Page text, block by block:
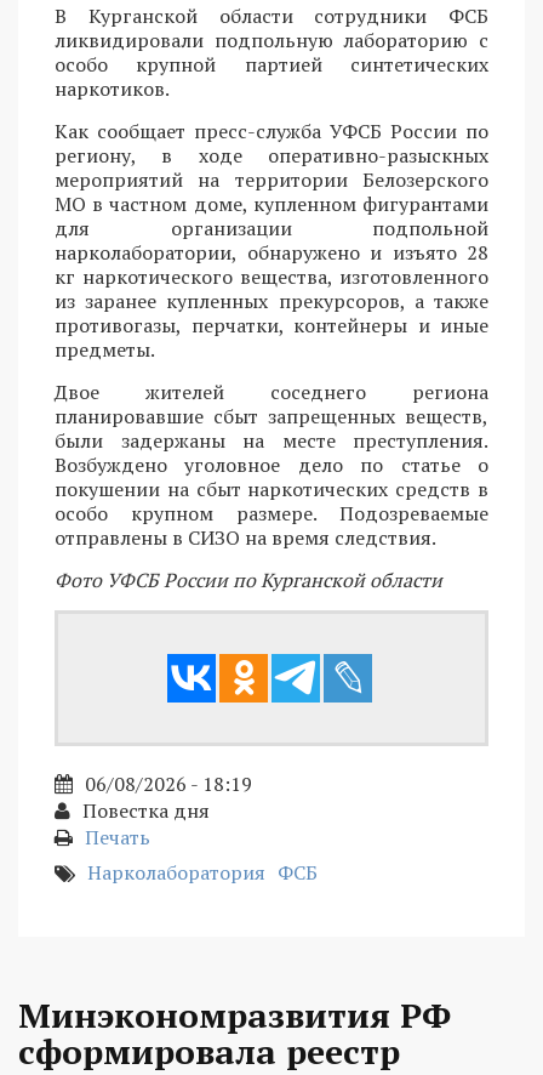
В Курганской области сотрудники ФСБ
ликвидировали подпольную лабораторию с
особо крупной партией синтетических
наркотиков.
Как сообщает пресс-служба УФСБ России по
региону, в ходе оперативно-разыскных
мероприятий на территории Белозерского
МО в частном доме, купленном фигурантами
для организации подпольной
нарколаборатории, обнаружено и изъято 28
кг наркотического вещества, изготовленного
из заранее купленных прекурсоров, а также
противогазы, перчатки, контейнеры и иные
предметы.
Двое жителей соседнего региона
планировавшие сбыт запрещенных веществ,
были задержаны на месте преступления.
Возбуждено уголовное дело по статье о
покушении на сбыт наркотических средств в
особо крупном размере. Подозреваемые
отправлены в СИЗО на время следствия.
Фото УФСБ России по Курганской области
06/08/2026 - 18:19
Повестка дня
Печать
Нарколаборатория ФСБ
Минэкономразвития РФ
сформировала реестр